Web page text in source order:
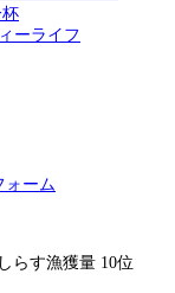
ーライフ
ォーム
らす漁獲量 10位